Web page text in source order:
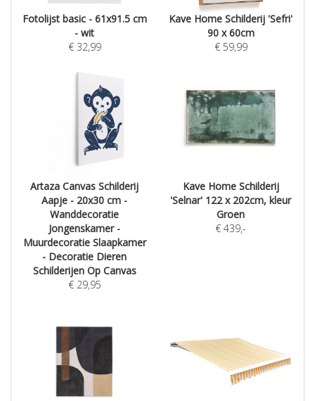
Fotolijst basic - 61x91.5 cm
- wit
€ 32,99
Kave Home Schilderij 'Sefri'
90 x 60cm
€ 59,99
Artaza Canvas Schilderij
Aapje - 20x30 cm -
Wanddecoratie
Jongenskamer -
Muurdecoratie Slaapkamer
- Decoratie Dieren
Schilderijen Op Canvas
€ 29,95
Kave Home Schilderij
'Selnar' 122 x 202cm, kleur
Groen
€ 439,-